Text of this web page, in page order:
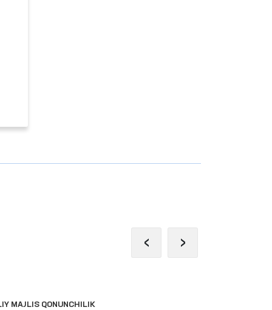
MAJLIS QONUNCHILIK
‹ ›